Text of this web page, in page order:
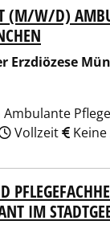
(M/W/D)
Erzdiözese
Ambulante
Vollzeit
IM